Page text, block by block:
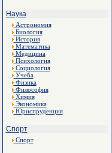
Наука
Астрономия
Биология
История
Математика
Медицина
Психология
Социология
Учеба
Физика
Философия
Химия
Экономика
Юриспруденция
Спорт
Спорт